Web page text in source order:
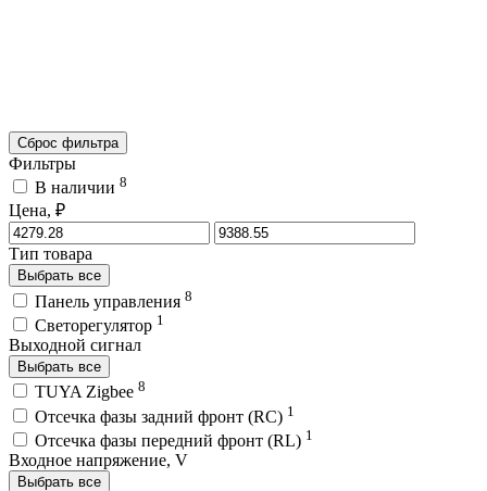
Сброс фильтра
Фильтры
В наличии 8
Цена, ₽
Тип товара
Выбрать все
Панель управления 8
Светорегулятор 1
Выходной сигнал
Выбрать все
TUYA Zigbee 8
Отсечка фазы задний фронт (RC) 1
Отсечка фазы передний фронт (RL) 1
Входное напряжение, V
Выбрать все